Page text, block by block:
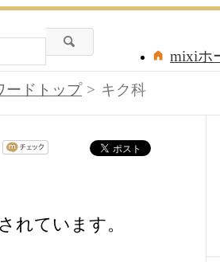
mixiホ
ードトップ キク科
れています。